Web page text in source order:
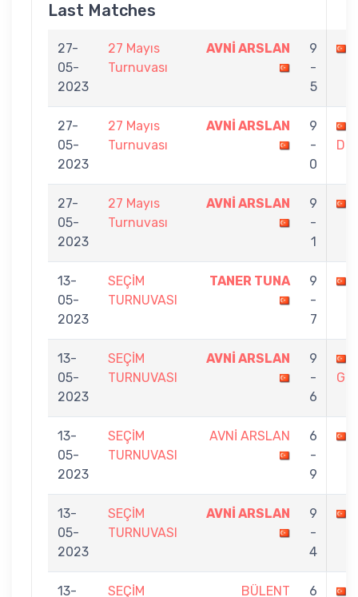
Last Matches
27-
05-
2023
27 Mayıs
Turnuvası
AVNİ ARSLAN
9
-
5
27-
05-
2023
27 Mayıs
Turnuvası
AVNİ ARSLAN
9
-
0
27-
05-
2023
27 Mayıs
Turnuvası
AVNİ ARSLAN
9
-
1
13-
05-
2023
SEÇİM
TURNUVASI
TANER TUNA
9
-
7
13-
05-
2023
SEÇİM
TURNUVASI
AVNİ ARSLAN
9
-
6
13-
05-
2023
SEÇİM
TURNUVASI
AVNİ ARSLAN
6
-
9
13-
05-
2023
SEÇİM
TURNUVASI
AVNİ ARSLAN
9
-
4
13- SEÇİM BÜLENT 6